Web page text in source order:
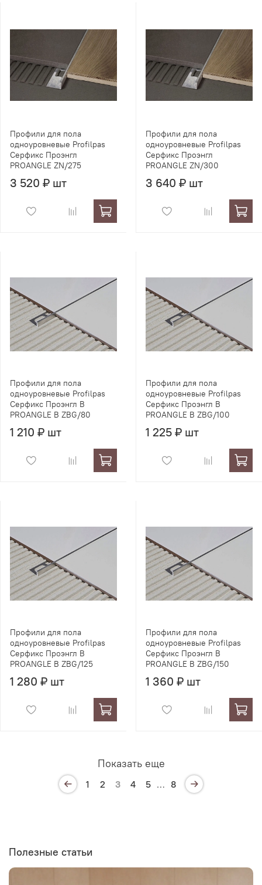
Профили для пола
одноуровневые Profilpas
Серфикс Проэнгл
PROANGLE ZN/275
3 520 ₽ шт
Профили для пола
одноуровневые Profilpas
Серфикс Проэнгл
PROANGLE ZN/300
3 640 ₽ шт
Профили для пола
одноуровневые Profilpas
Серфикс Проэнгл В
PROANGLE B ZBG/80
1 210 ₽ шт
Профили для пола
одноуровневые Profilpas
Серфикс Проэнгл В
PROANGLE B ZBG/100
1 225 ₽ шт
Профили для пола
одноуровневые Profilpas
Серфикс Проэнгл В
PROANGLE B ZBG/125
1 280 ₽ шт
Профили для пола
одноуровневые Profilpas
Серфикс Проэнгл В
PROANGLE B ZBG/150
1 360 ₽ шт
Показать еще
1 2 3 4 5 … 8
Полезные статьи